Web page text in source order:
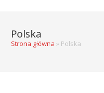
Polska
Strona główna » Polska